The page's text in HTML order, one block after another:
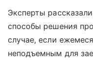
Эксперты
способы решения
случае, если
неподъемным для